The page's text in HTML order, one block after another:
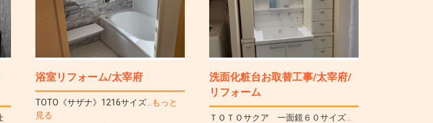
浴室リフォーム/太宰府
TOTO《サザナ》1216サイズ…もっと
見る
洗面化粧台お取替工事/太宰府/
リフォーム
ＴＯＴＯサクア 一面鏡６０サイズ…